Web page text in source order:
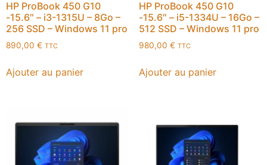
HP ProBook 450 G10
-15.6″ – i3-1315U – 8Go –
256 SSD – Windows 11 pro
890,00 € TTC
Ajouter au panier
HP ProBook 450 G10
-15.6″ – i5-1334U – 16Go –
512 SSD – Windows 11 pro
980,00 € TTC
Ajouter au panier